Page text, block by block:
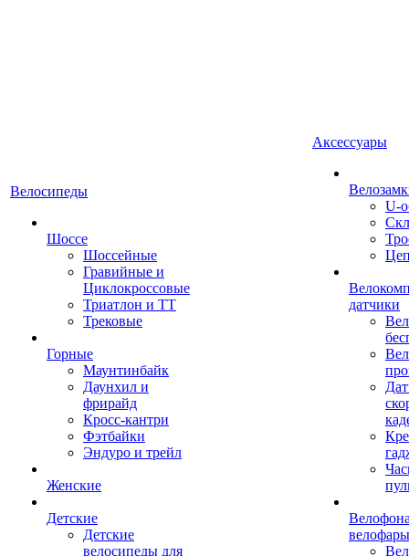
Велосипеды
Шоссе
Шоссейные
Гравийные и
Циклокроссовые
Триатлон и ТТ
Трековые
Горные
Маунтинбайк
Даунхил и
фрирайд
Кросс-кантри
Фэтбайки
Эндуро и трейл
Женские
Детские
Детские
велосипеды для
Аксессуары
U-
датчики
велофары